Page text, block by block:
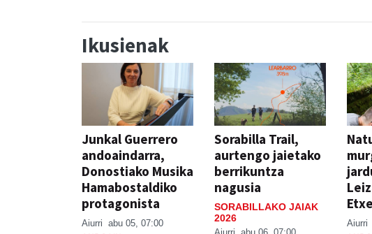
Ikusienak
Junkal Guerrero
andoaindarra,
Donostiako Musika
Hamabostaldiko
protagonista
Aiurri abu 05, 07:00
Sorabilla Trail,
aurtengo jaietako
berrikuntza
nagusia
SORABILLAKO JAIAK
2026
Aiurri